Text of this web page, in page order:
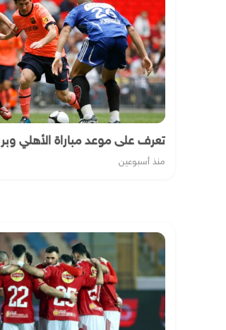
تعرف على موعد مباراة الأهلي
منذ أسبوعين